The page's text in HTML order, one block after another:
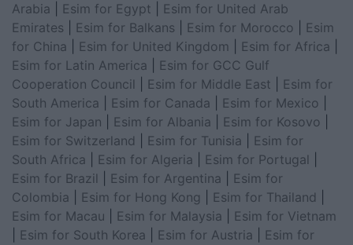
Arabia
Esim for Egypt
Esim for United Arab
Emirates
Esim for Balkans Esim for Morocco
Esim
for China
Esim for United Kingdom Esim for Africa
Esim for Latin America
Esim for GCC Gulf
Cooperation Council
Esim for Middle East
Esim for
South America
Esim for Canada Esim for Mexico
Esim for Japan
Esim for Albania Esim for Kosovo
Esim for Switzerland
Esim for Tunisia
Esim for
South Africa
Esim for Algeria Esim for Portugal
Esim for Brazil
Esim for Argentina
Esim for
Colombia
Esim for Hong Kong Esim for Thailand
Esim for Macau
Esim for Malaysia
Esim for Vietnam
Esim for South Korea Esim for Austria
Esim for